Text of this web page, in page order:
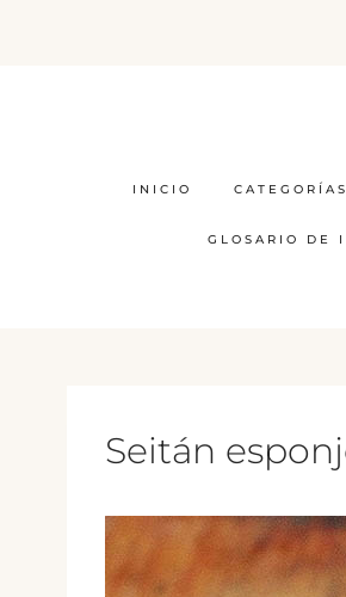
INICIO CATEGORÍAS
GLOSARIO DE
Seitán